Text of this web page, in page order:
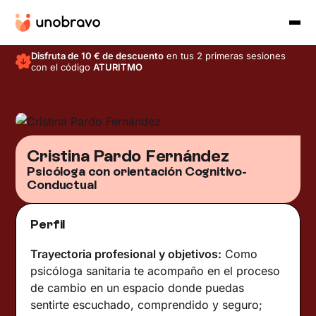
Disfruta de 10 € de descuento en tus 2 primeras sesiones
con el códigoATURITMO
Cristina Pardo Fernández
Psicóloga con orientación Cognitivo-
Conductual
Perfil
Trayectoria profesional y objetivos: Como
psicóloga sanitaria te acompaño en el proceso
de cambio en un espacio donde puedas
sentirte escuchado, comprendido y seguro;